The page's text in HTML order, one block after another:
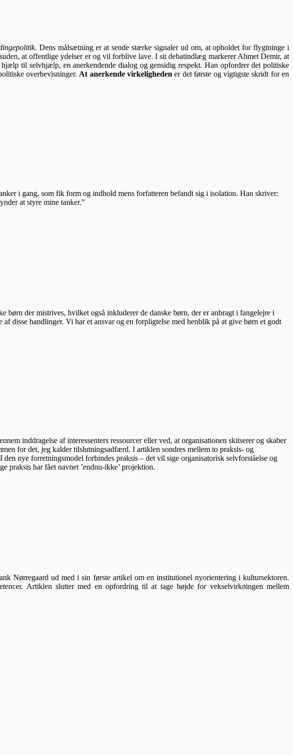
. Dens målsætning er at sende stærke signaler ud om, at opholdet for flygtninge i
at offentlige ydelser er og vil forblive lave. I sit debatindlæg markerer Ahmet Demir, at
til selvhjælp, en anerkendende dialog og gensidig respekt. Han opfordrer det politiske
overbevisninger. At anerkende virkeligheden er det første og vigtigste skridt for en
i gang, som fik form og indhold mens forfatteren befandt sig i isolation. Han skriver:
at styre mine tanker.”
der mistrives, hvilket også inkluderer de danske børn, der er anbragt i fangelejre i
disse handlinger. Vi har et ansvar og en forpligtelse med henblik på at give børn et godt
inddragelse af interessenters ressourcer eller ved, at organisationen skitserer og skaber
for det, jeg kalder tilslutningsadfærd. I artiklen sondres mellem to praksis- og
nye forretningsmodel forbindes praksis – det vil sige organisatorisk selvforståelse og
har fået navnet ’endnu-ikke’ projektion.
Nørregaard ud med i sin første artikel om en institutionel nyorientering i kultursektoren.
Artiklen slutter med en opfordring til at tage højde for vekselvirkningen mellem